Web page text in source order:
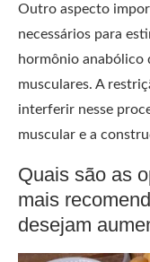
Outro aspecto
necessários para
hormônio anabólico
musculares. A
interferir nesse
muscular e a
Quais são as
mais
desejam